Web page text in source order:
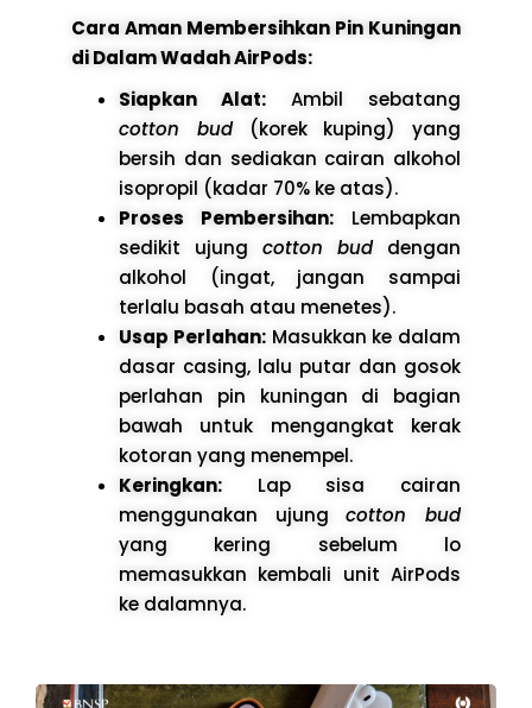
Cara Aman Membersihkan Pin Kuningan
di Dalam Wadah AirPods:
Siapkan Alat: Ambil sebatang
cotton bud(korek kuping) yang
bersih dan sediakan cairan alkohol
isopropil (kadar 70% ke atas).
Proses Pembersihan: Lembapkan
sedikit ujung cotton buddengan
alkohol (ingat, jangan sampai
terlalu basah atau menetes).
Usap Perlahan:Masukkan ke dalam
dasar casing, lalu putar dan gosok
perlahan pin kuningan di bagian
bawah untuk mengangkat kerak
kotoran yang menempel.
Keringkan: Lap sisa cairan
menggunakan ujungcotton bud
yang kering sebelum lo
memasukkan kembali unit AirPods
ke dalamnya.